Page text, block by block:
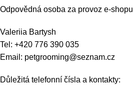
Odpovědná osoba za provoz e-
Valeriia Bartysh
Tel: +420 776 390 035
Email: petgrooming@seznam.cz
Důležitá telefonní čísla a kontakty: